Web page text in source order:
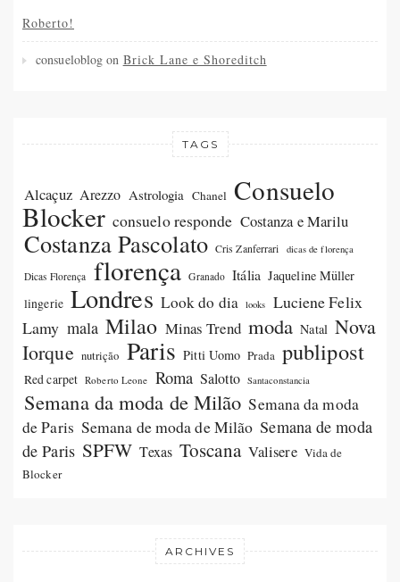
Roberto!
consueloblog on Brick Lane e Shoreditch
TAGS
Alcaçuz Arezzo Astrologia Chanel Consuelo
Blocker consuelo responde Costanza e Marilu
Costanza Pascolato Cris Zanferrari dicas de florença
Dicas Florença florença Granado Itália Jaqueline Müller
lingerie Londres Look do dia looks
Luciene Felix
Lamy mala Milao Minas Trend moda Natal Nova
Iorque nutrição Paris Pitti Uomo Prada publipost
Red carpet Roberto Leone Roma Salotto Santaconstancia
Semana da moda de Milão Semana da moda
de Paris Semana de moda de Milão Semana de moda
de Paris SPFW Texas Toscana Valisere Vida de
Blocker
ARCHIVES